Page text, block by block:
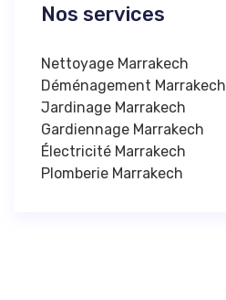
Nos services
Nettoyage Marrakech
Déménagement Marrakech
Jardinage Marrakech
Gardiennage Marrakech
Électricité Marrakech
Plomberie Marrakech